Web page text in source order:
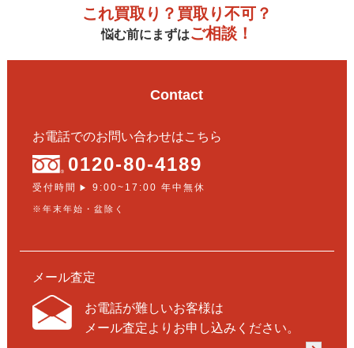
これ買取り？買取り不可？
悩む前にまずはご相談！
Contact
お電話でのお問い合わせはこちら
0120-80-4189
受付時間 ▶ 9:00~17:00 年中無休
※年末年始・盆除く
メール査定
お電話が難しいお客様は
メール査定よりお申し込みください。